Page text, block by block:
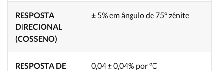
RESPOSTA
DIRECIONAL
(COSSENO)
± 5% em ângulo de 75° zênite
RESPOSTA DE
0,04 ± 0,04% por °C